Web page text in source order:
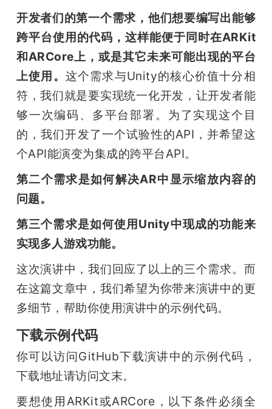
开发者们的第一个需求，他们想要编写出能够
跨平台使用的代码，这样能便于同时在ARKit
和ARCore上，或是其它未来可能出现的平台
上使用。 这个需求与Unity的核心价值十分相
符，我们就是要实现统一化开发，让开发者能
够一次编码、多平台部署。为了实现这个目
的，我们开发了一个试验性的API，并希望这
个API能演变为集成的跨平台API。
第二个需求是如何解决AR中显示缩放内容的
问题。
第三个需求是如何使用Unity中现成的功能来
实现多人游戏功能。
这次演讲中，我们回应了以上的三个需求。而
在这篇文章中，我们希望为你带来演讲中的更
多细节，帮助你使用演讲中的示例代码。
下载示例代码
你可以访问GitHub下载演讲中的示例代码，
下载地址请访问文末。
要想使用ARKit或ARCore，以下条件必须全